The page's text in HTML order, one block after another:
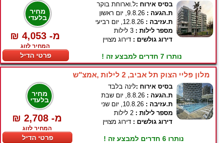
מחיר
בלעדי
₪ 4,053 -מ
המחיר לזוג
פרטי הדיל
בסיס אירוח :ל.וארוחת בוקר
ת.הגעה :
ת.עזיבה :
מספר לילות :
דירוג גולשים : דירוג מצויין
נותרו 7 חדרים למבצע זה !
מלון פליי הצוק תל אביב, 2 לילות ,אמצ"ש
מחיר
בלעדי
₪ 2,708 -מ
המחיר לזוג
פרטי הדיל
בסיס אירוח :לינה בלבד
ת.הגעה :
ת.עזיבה :
מספר לילות :
דירוג גולשים : דירוג מצויין
נותרו 6 חדרים למבצע זה !